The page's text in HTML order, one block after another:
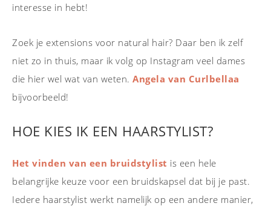
interesse in hebt!
Zoek je extensions voor natural hair? Daar ben ik zelf
niet zo in thuis, maar ik volg op Instagram veel dames
die hier wel wat van weten. Angela van Curlbellaa
bijvoorbeeld!
HOE KIES IK EEN HAARSTYLIST?
Het vinden van een bruidstylist is een hele
belangrijke keuze voor een bruidskapsel dat bij je past.
Iedere haarstylist werkt namelijk op een andere manier,